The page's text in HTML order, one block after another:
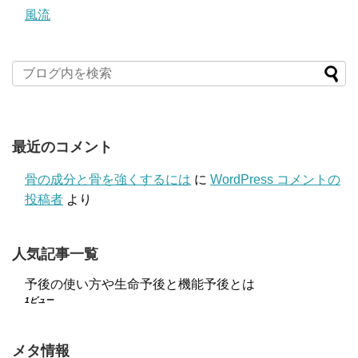
風流
最近のコメント
骨の成分と骨を強くするには に WordPress コメントの
投稿者 より
人気記事一覧
予後の使い方や生命予後と機能予後とは
1ビュー
メタ情報